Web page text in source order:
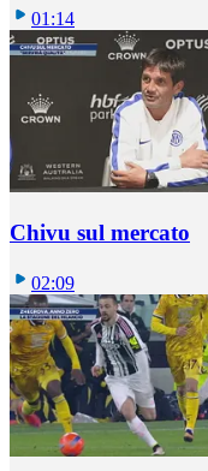
01:14
Chivu sul mercato
02:09